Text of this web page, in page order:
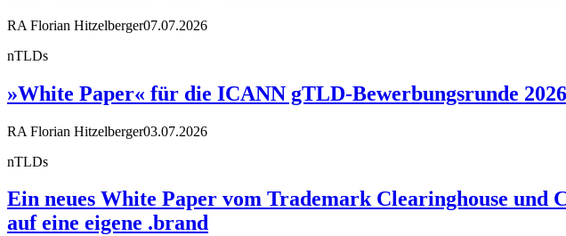
RA Florian Hitzelberger07.07.2026
nTLDs
»White Paper« für die ICANN gTLD-Bewerbungsrunde
RA Florian Hitzelberger03.07.2026
nTLDs
Ein neues White Paper vom Trademark Clearinghouse
auf eine eigene .brand